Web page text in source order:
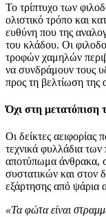
Το τρίπτυχο των
ολιστικό τρόπο και
ευθύνη που της
του κλάδου. Οι
τροφών χαμηλών
να συνδράμουν τους
προς τη βελτίωση της
Όχι στη μετατόπιση
Οι δείκτες αειφορίας
τεχνικά φυλλάδια των
αποτύπωμα άνθρακα,
συστατικών και στον
εξάρτησης από ψάρια
«Τα φώτα είναι